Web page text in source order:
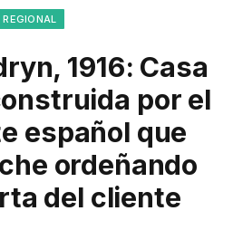
REGIONAL
1916: Casa
por el
español que
ordeñando
del cliente